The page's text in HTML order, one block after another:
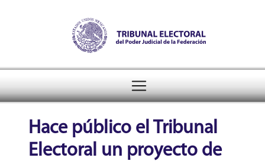
Tribunal Electoral del
header
Hace público el Tribunal
Electoral un proyecto de